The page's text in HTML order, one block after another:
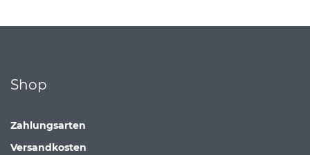
Shop
Zahlungsarten
Versandkosten